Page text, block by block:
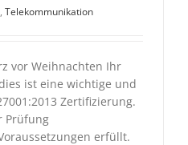
, Telekommunikation
vor Weihnachten Ihr
ist eine wichtige und
Zertifizierung.
Prüfung
erfüllt.